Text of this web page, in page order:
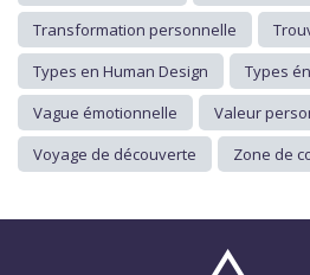
Transformation personnelle
Types en Human Design
Types
Vague émotionnelle
Valeur
Voyage de découverte
Zone de